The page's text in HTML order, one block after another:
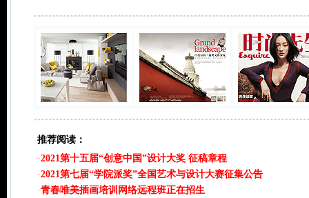
推荐阅读：
·2021第十五届“创意中国”设计大奖 征稿章程
·2021第七届“学院派奖”全国艺术与设计大赛征集公告
·青春唯美插画培训网络远程班正在招生